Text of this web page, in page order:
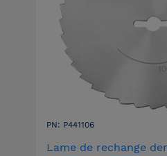
PN: P441106
Lame de rechange